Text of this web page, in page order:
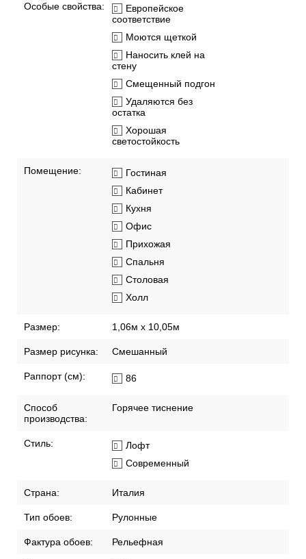
Особые свойства:
Европейское
соответствие
Моются щеткой
Наносить клей на
стену
Смещенный подгон
Удаляются без
остатка
Хорошая
светостойкость
Помещение:
Гостиная
Кабинет
Кухня
Офис
Прихожая
Спальня
Столовая
Холл
Размер: 1,06м х 10,05м
Размер рисунка: Смешанный
Раппорт (см): 86
Способ
производства:
Горячее тиснение
Стиль:
Лофт
Современный
Страна: Италия
Тип обоев: Рулонные
Фактура обоев: Рельефная